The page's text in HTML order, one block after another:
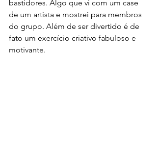
bastidores. Algo que vi com um case
de um artista e mostrei para membros
do grupo. Além de ser divertido é de
fato um exercício criativo fabuloso e
motivante.